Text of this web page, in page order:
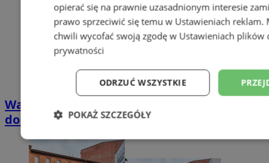
Wakacyjny wypoczynek nad Bałtykiem w
domkach Szmaragdowe Morze
opierać się na prawnie uzasadnionym interesie
prawo sprzeciwić się temu w Ustawieniach reklam.
chwili wycofać swoją zgodę w Ustawieniach plików
prywatności
ODRZUĆ WSZYSTKIE
POKAŻ SZCZEGÓŁY
Niezbędne Wydajność